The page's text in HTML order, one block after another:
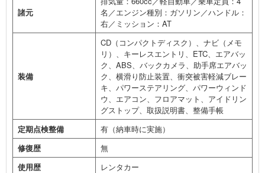
諸元
名／エンジン種別：ガソリン／ハンドル：
右／ミッション：AT
装備
CD（コンパクトディスク）、ナビ（メモ
リ）、キーレスエントリ、ETC、エアバッ
ク、ABS、バックカメラ、助手席エアバッ
ク、横滑り防止装置、衝突被害軽減ブレー
キ、パワーステアリング、パワーウィンド
ウ、エアコン、フロアマット、アイドリン
グストップ、取扱説明書、整備手帳
定期点検整備
有（納車時に実施）
修復歴
無
使用歴
レンタカー